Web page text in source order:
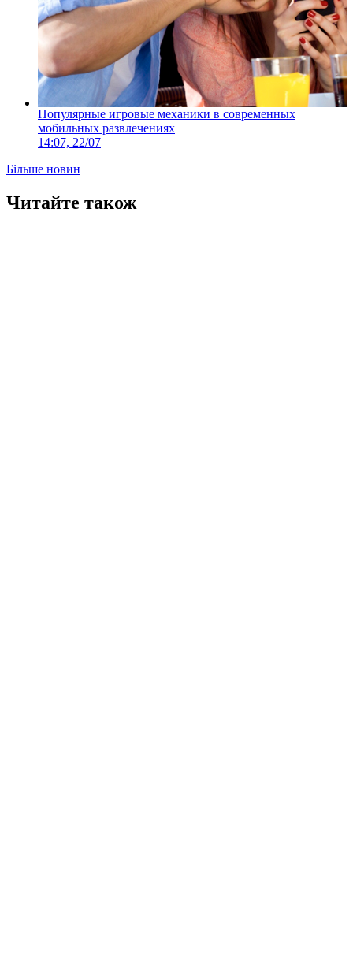
Популярные игровые механики в современных
мобильных развлечениях
14:07, 22/07
Більше новин
Читайте також